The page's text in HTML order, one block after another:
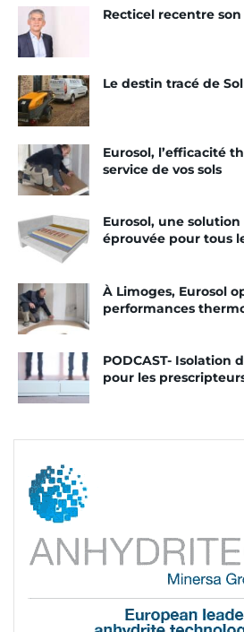
Recticel recentre
Le destin tracé de
Eurosol, l’efficacité
service de vos sols
Eurosol, une
éprouvée pour tous
À Limoges, Eurosol
performances
PODCAST- Isolation
pour les